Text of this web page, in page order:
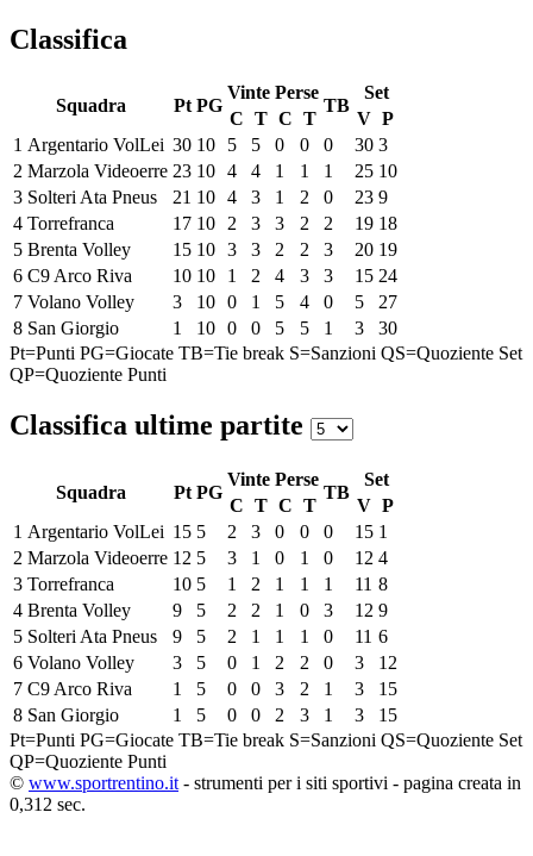
Classifica
Squadra Pt PG
Vinte Perse
TB
Set
C T C T V P
1 Argentario VolLei 30 10 5 5 0 0 0 30 3
2 Marzola Videoerre 23 10 4 4 1 1 1 25 10
3 Solteri Ata Pneus 21 10 4 3 1 2 0 23 9
4 Torrefranca 17 10 2 3 3 2 2 19 18
5 Brenta Volley 15 10 3 3 2 2 3 20 19
6 C9 Arco Riva 10 10 1 2 4 3 3 15 24
7 Volano Volley 3 10 0 1 5 4 0 5
27
8 San Giorgio 1 10 0 0 5 5 1 3
30
Pt=Punti PG=Giocate TB=Tie break S=Sanzioni QS=Quoziente Set
QP=Quoziente Punti
Classifica ultime partite
Squadra Pt PG
Vinte Perse
TB
Set
C T C T V P
1 Argentario VolLei 15 5 2 3 0 0 0 15 1
2 Marzola Videoerre 12 5 3 1 0 1 0 12 4
3 Torrefranca 10 5 1 2 1 1 1 11 8
4 Brenta Volley 9 5 2 2 1 0 3 12 9
5 Solteri Ata Pneus 9 5 2 1 1 1 0 11 6
6 Volano Volley 3 5 0 1 2 2 0 3
12
7 C9 Arco Riva 1 5 0 0 3 2 1 3
15
8 San Giorgio 1 5 0 0 2 3 1 3
15
Pt=Punti PG=Giocate TB=Tie break S=Sanzioni QS=Quoziente Set
QP=Quoziente Punti
© www.sportrentino.it - strumenti per i siti sportivi - pagina creata in
0,312 sec.